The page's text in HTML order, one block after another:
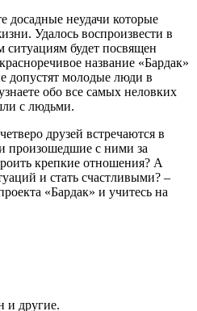
досадные неудачи которые
Удалось воспроизвести в
будет посвящен
название «Бардак»
допустят молодые люди в
обо все самых неловких
с людьми.
друзей встречаются в
произошедшие с ними за
крепкие отношения? А
и стать счастливыми? –
«Бардак» и учитесь на
и другие.